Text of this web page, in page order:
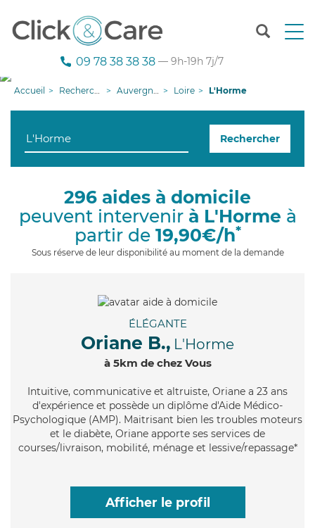
T
n
g
i
09 78 38 38 38 — 9h-19h 7j/7
Accueil Recherche aide à domicile Auvergne-Rhône-Alpes Loire L'Horme
Rechercher
296 aides à domicile
peuvent intervenir à L'Horme à
partir de 19,90€/h*
Sous réserve de leur disponibilité au moment de la demande
ÉLÉGANTE
Oriane B., L'Horme
à 5km de chez Vous
Intuitive, communicative et altruiste, Oriane a 23 ans
d'expérience et possède un diplôme d'Aide Médico-
Psychologique (AMP). Maitrisant bien les troubles moteurs
et le diabète, Oriane apporte ses services de
courses/livraison, mobilité, ménage et lessive/repassage*
Afficher le profil